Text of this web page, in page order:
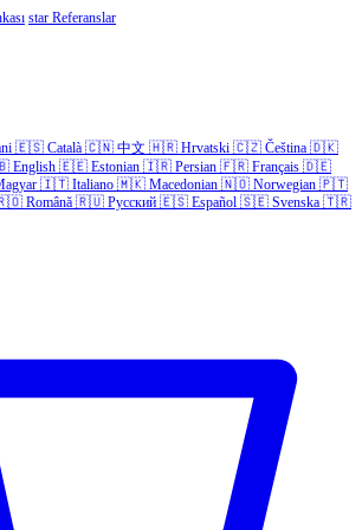
star Referanslar
🇪🇸 Català 🇨🇳 中文 🇭🇷 Hrvatski 🇨🇿 Čeština 🇩🇰
English 🇪🇪 Estonian 🇮🇷 Persian 🇫🇷 Français 🇩🇪
🇮🇹 Italiano 🇲🇰 Macedonian 🇳🇴 Norwegian 🇵🇹
Română 🇷🇺 Русский 🇪🇸 Español 🇸🇪 Svenska 🇹🇷